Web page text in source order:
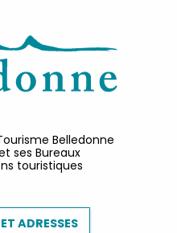
Belledonne
ses Bureaux
touristiques
ADRESSES